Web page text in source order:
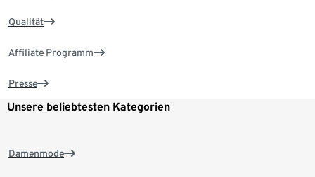
Qualität
Affiliate Programm
Presse
Unsere beliebtesten Kategorien
Damenmode